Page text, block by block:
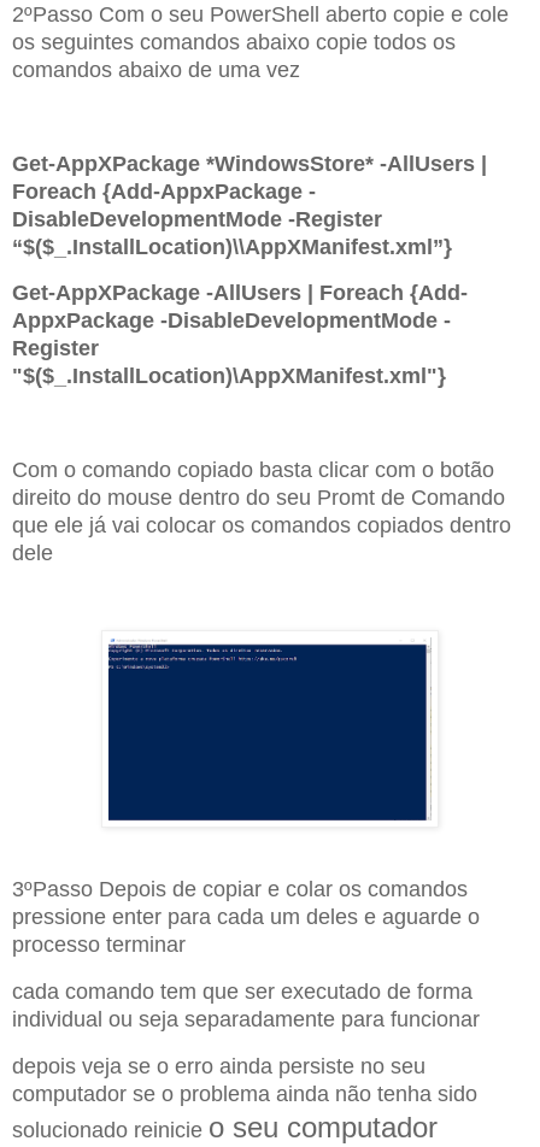
2ºPasso Com o seu PowerShell aberto copie e cole
os seguintes comandos abaixo copie todos os
comandos abaixo de uma vez
Get-AppXPackage *WindowsStore* -AllUsers |
Foreach {Add-AppxPackage -
DisableDevelopmentMode -Register
“$($_.InstallLocation)\\AppXManifest.xml”}
Get-AppXPackage -AllUsers | Foreach {Add-
AppxPackage -DisableDevelopmentMode -
Register
"$($_.InstallLocation)\AppXManifest.xml"}
Com o comando copiado basta clicar com o botão
direito do mouse dentro do seu Promt de Comando
que ele já vai colocar os comandos copiados dentro
dele
3ºPasso Depois de copiar e colar os comandos
pressione enter para cada um deles e aguarde o
processo terminar
cada comando tem que ser executado de forma
individual ou seja separadamente para funcionar
depois veja se o erro ainda persiste no seu
computador se o problema ainda não tenha sido
solucionado reinicie o seu computador